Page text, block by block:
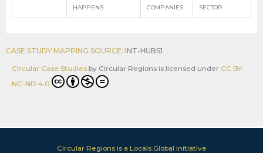
HAPPENS
COMPANIES
SECTOR
CASE STUDY MAPPING SOURCE: INT-HUBS1
Circular Case Studies by Circular Regions is licensed under CC BY-
NC-ND 4.0
Circular Regions is a Locals.Global initiative